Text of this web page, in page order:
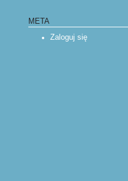
META
Zaloguj się